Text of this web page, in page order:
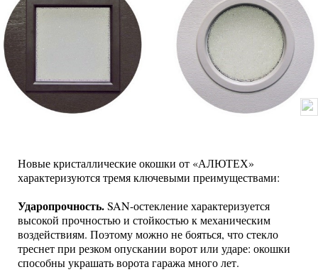
Новые кристаллические окошки от «АЛЮТЕХ»
характеризуются тремя ключевыми преимуществами:
Ударопрочность.SAN-остекление характеризуется
высокой прочностью и стойкостью к механическим
воздействиям. Поэтому можно не бояться, что стекло
треснет при резком опускании ворот или ударе: окошки
способны украшать ворота гаража много лет.